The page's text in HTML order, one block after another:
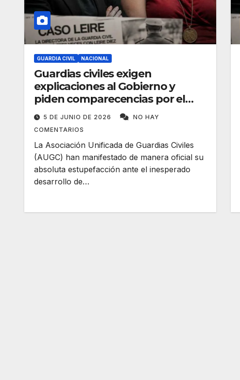
GUARDIA CIVIL NACIONAL
Guardias civiles exigen
explicaciones al Gobierno y
piden comparecencias por el
«caso Leire»
5 DE JUNIO DE 2026
NO HAY
COMENTARIOS
La Asociación Unificada de Guardias Civiles
(AUGC) han manifestado de manera oficial su
absoluta estupefacción ante el inesperado
desarrollo de…